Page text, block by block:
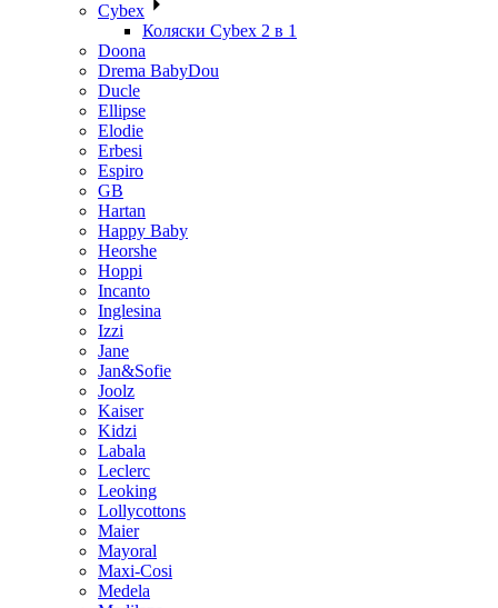
Cybex
Коляски Cybex 2 в 1
Doona
Drema BabyDou
Ducle
Ellipse
Elodie
Erbesi
Espiro
GB
Hartan
Happy Baby
Heorshe
Hoppi
Incanto
Inglesina
Izzi
Jane
Jan&Sofie
Joolz
Kaiser
Kidzi
Labala
Leclerc
Leoking
Lollycottons
Maier
Mayoral
Maxi-Cosi
Medela